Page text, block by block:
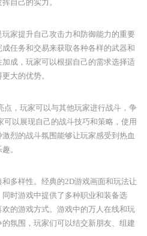
自己的实力。
家提升自己攻击力和防御能力的重要
任务和交易来获取各种各样的武器和
成，玩家可以根据自己的需求选择适
大的优势。
点，玩家可以与其他玩家进行战斗，争
以展现自己的战斗技巧和策略，使用
烈的战斗氛围能够让玩家感受到热血
。
多样性。经典的2D游戏画面和玩法让
时游戏中提供了多种职业和装备选
的游戏方式。游戏中的万人在线和玩
氛围，玩家们可以结交新朋友、组建